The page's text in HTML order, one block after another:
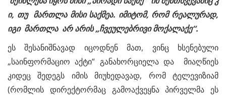
ი, თუ მართლა მისი საქმეა. იმიტომ, რომ რეალურად,
იგი მართლა არ არის„ჩვეულებრივი მოქალაქე“.
ეს შესანიშნავად იცოდნენ მათ, ვინც ხსენებული
„საინფორმაციო აქტი“ განახორციელა და მიაღწიეს
კიდეც შედეგს იმის მიუხედავად, რომ ტელევიზიამ
(რომლის დირექტორმაც გამოაქვეყნა პირველმა ეს